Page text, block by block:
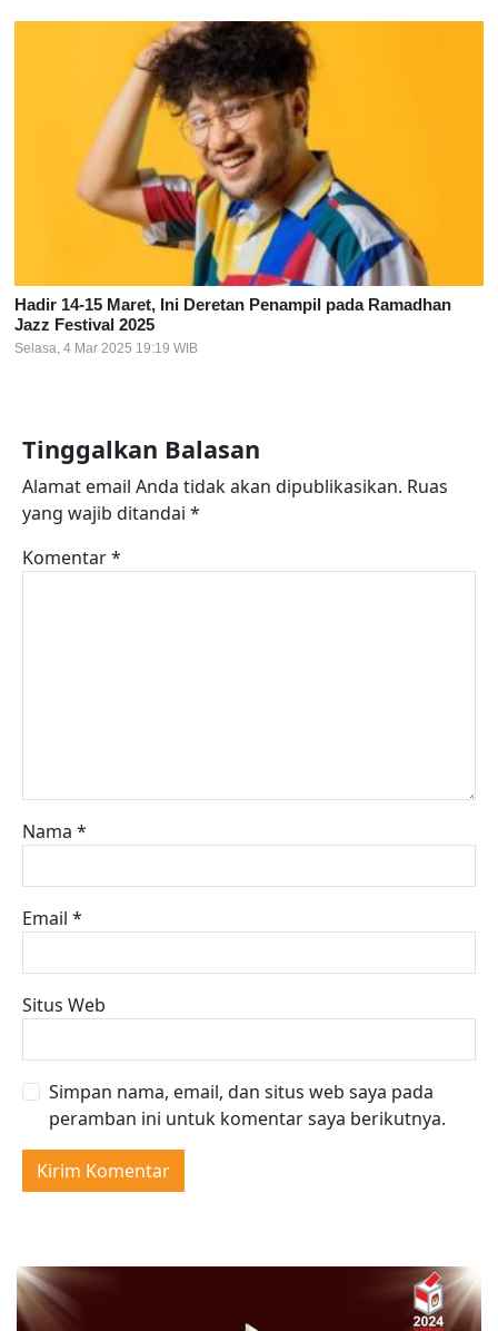
Hadir 14-15 Maret, Ini Deretan Penampil pada Ramadhan
Jazz Festival 2025
Selasa, 4 Mar 2025 19:19 WIB
Tinggalkan Balasan
Alamat email Anda tidak akan dipublikasikan. Ruas
yang wajib ditandai *
Komentar*
Nama *
Email *
Situs Web
Simpan nama, email, dan situs web saya pada
peramban ini untuk komentar saya berikutnya.